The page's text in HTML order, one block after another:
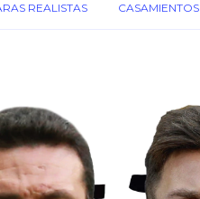
REALISTAS CASAMIENTOS